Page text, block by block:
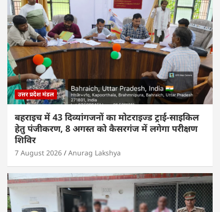
उत्तर प्रदेश मंडल
बहराइच में 43 दिव्यांगजनों का मोटराइज्ड ट्राई-साइकिल
हेतु पंजीकरण, 8 अगस्त को कैसरगंज में लगेगा परीक्षण
शिविर
7 August 2026 Anurag Lakshya